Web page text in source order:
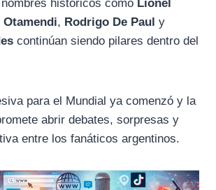
históricos como Lionel
Otamendi, Rodrigo De Paul y
continúan siendo pilares dentro del
para el Mundial ya comenzó y la
abrir debates, sorpresas y
entre los fanáticos argentinos.